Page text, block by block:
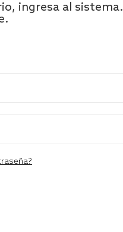
ingresa al sistema.